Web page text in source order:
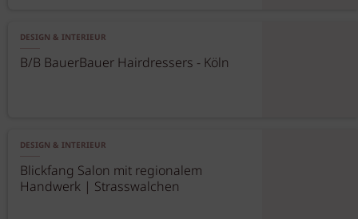
DESIGN & INTERIEUR
B/B BauerBauer Hairdressers - Köln
DESIGN & INTERIEUR
Blickfang Salon mit regionalem
Handwerk | Strasswalchen